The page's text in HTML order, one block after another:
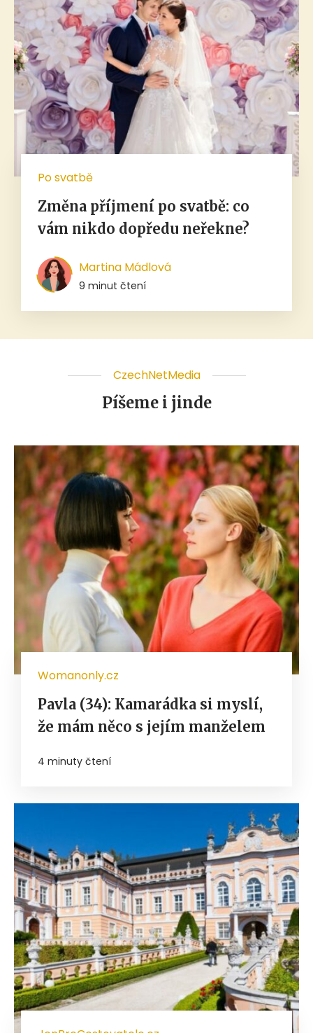
Po svatbě
Změna příjmení po svatbě: co
vám nikdo dopředu neřekne?
Martina Mádlová
9 minut čtení
CzechNetMedia
Píšeme i jinde
Womanonly.cz
Pavla (34): Kamarádka si myslí,
že mám něco s jejím manželem
4 minuty čtení